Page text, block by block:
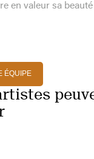
en valeur sa
ÉQUIPE